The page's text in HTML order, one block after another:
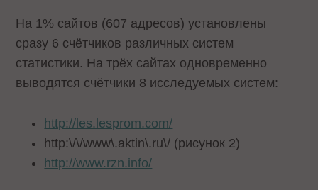
На 1% сайтов (607 адресов) установлены
сразу 6 счётчиков различных систем
статистики. На трёх сайтах одновременно
выводятся счётчики 8 исследуемых систем:
http://les.lesprom.com/
http:\/\/www\.aktin\.ru\/ (рисунок 2)
http://www.rzn.info/